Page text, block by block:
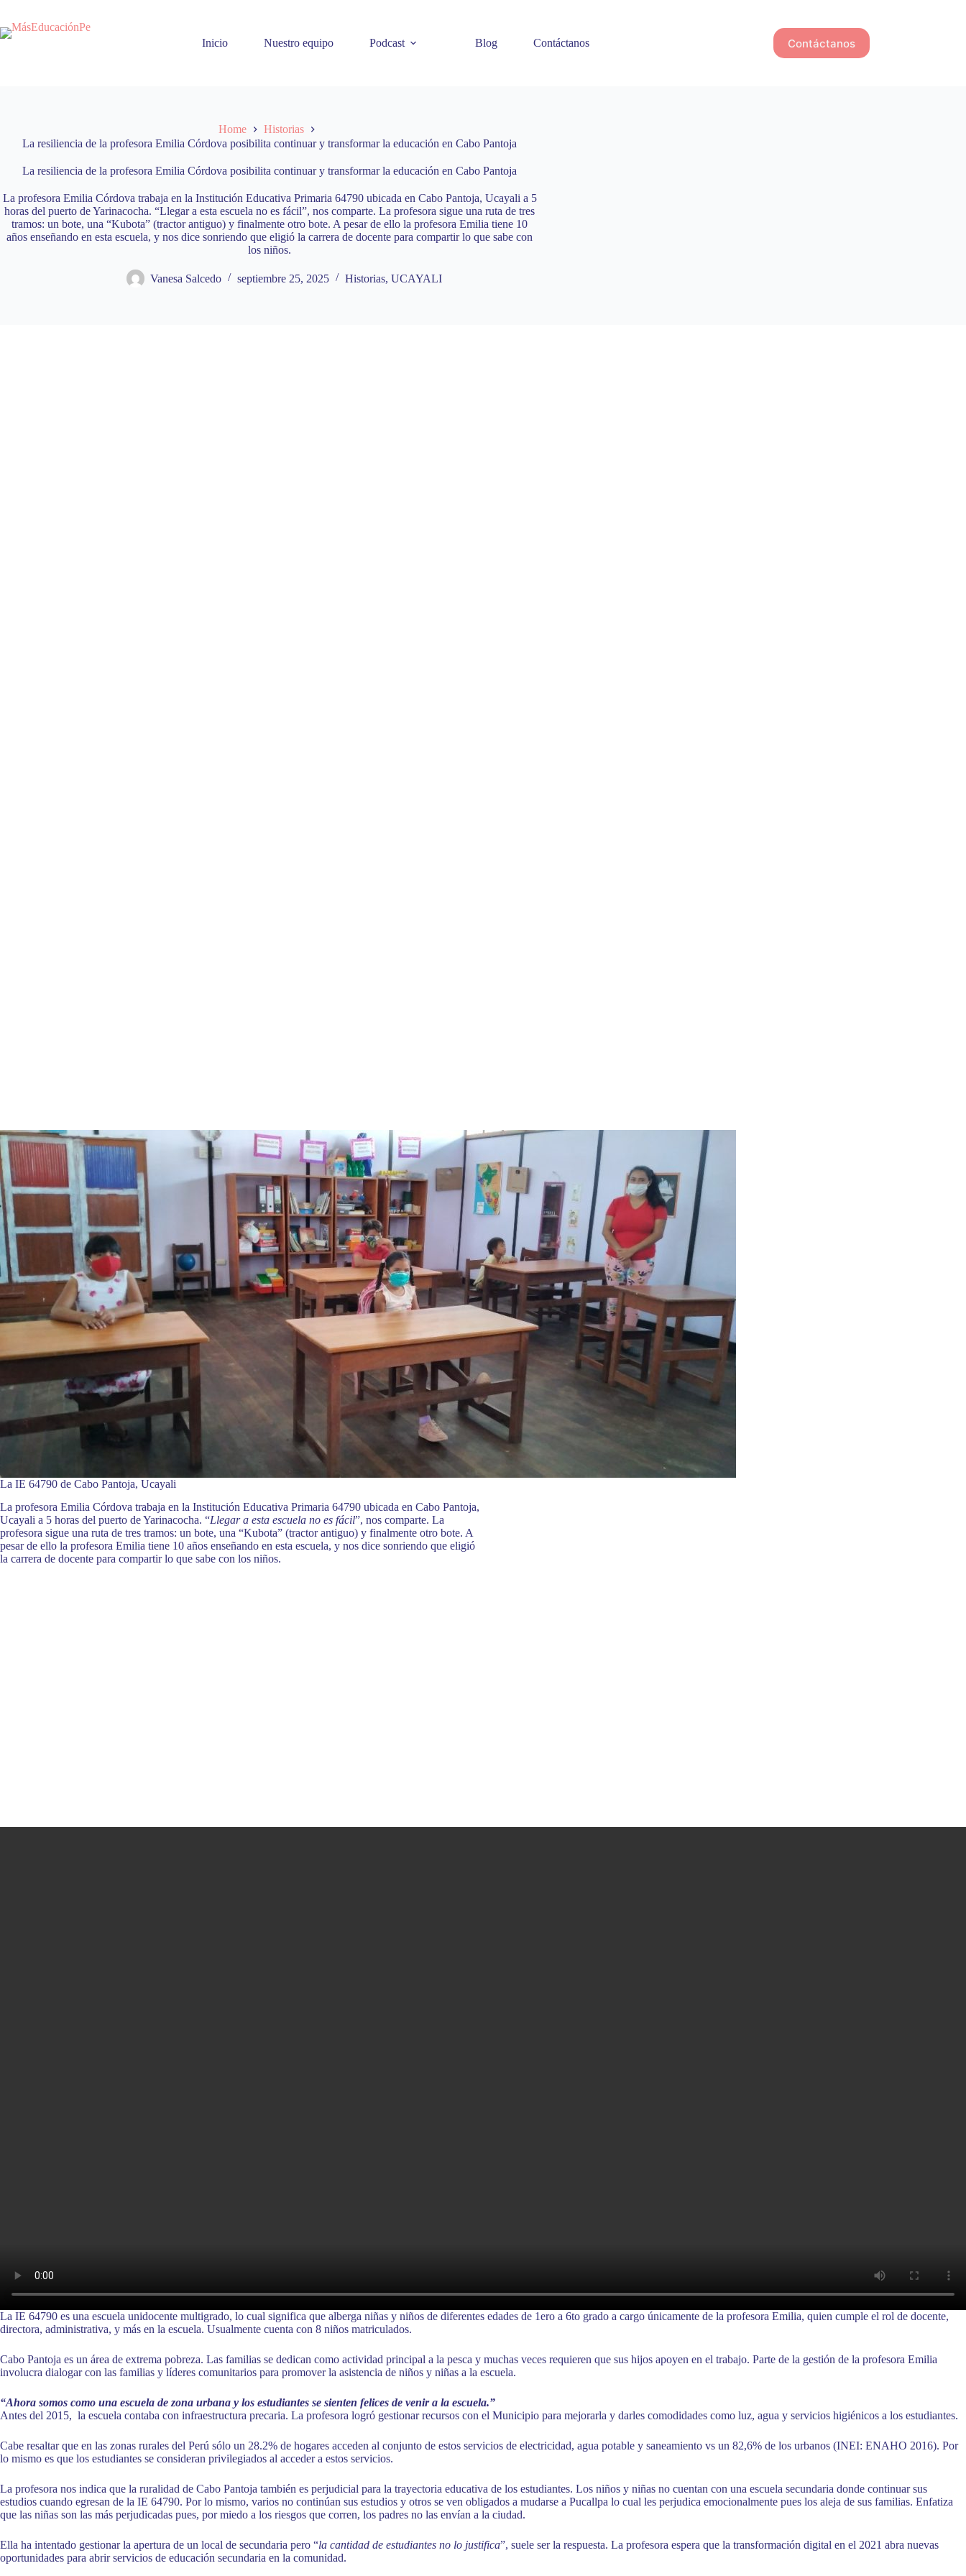
content
Inicio
Nuestro equipo Podcast Blog Contáctanos Contáctanos
Home
Historias
La resiliencia de la profesora Emilia Córdova posibilita continuar y transformar la educación en Cabo Pantoja
La resiliencia de la profesora Emilia Córdova posibilita continuar y transformar la educación en Cabo Pantoja
La profesora Emilia Córdova trabaja en la Institución Educativa Primaria 64790 ubicada en Cabo Pantoja, Ucayali a 5
horas del puerto de Yarinacocha. “Llegar a esta escuela no es fácil”, nos comparte. La profesora sigue una ruta de tres
tramos: un bote, una “Kubota” (tractor antiguo) y finalmente otro bote. A pesar de ello la profesora Emilia tiene 10
años enseñando en esta escuela, y nos dice sonriendo que eligió la carrera de docente para compartir lo que sabe con
los niños.
Vanesa Salcedo septiembre 25, 2025 Historias, UCAYALI
La IE 64790 de Cabo Pantoja, Ucayali
La profesora Emilia Córdova trabaja en la Institución Educativa Primaria 64790 ubicada en Cabo Pantoja,
Ucayali a 5 horas del puerto de Yarinacocha. “Llegar a esta escuela no es fácil”, nos comparte. La
profesora sigue una ruta de tres tramos: un bote, una “Kubota” (tractor antiguo) y finalmente otro bote. A
pesar de ello la profesora Emilia tiene 10 años enseñando en esta escuela, y nos dice sonriendo que eligió
la carrera de docente para compartir lo que sabe con los niños.
La IE 64790 es una escuela unidocente multigrado, lo cual significa que alberga niñas y niños de diferentes edades de 1ero a 6to grado a cargo únicamente de la profesora Emilia, quien cumple el rol de docente,
directora, administrativa, y más en la escuela. Usualmente cuenta con 8 niños matriculados.
Cabo Pantoja es un área de extrema pobreza. Las familias se dedican como actividad principal a la pesca y muchas veces requieren que sus hijos apoyen en el trabajo. Parte de la gestión de la profesora Emilia
involucra dialogar con las familias y líderes comunitarios para promover la asistencia de niños y niñas a la escuela.
“Ahora somos como una escuela de zona urbana y los estudiantes se sienten felices de venir a la escuela.”
Antes del 2015, la escuela contaba con infraestructura precaria. La profesora logró gestionar recursos con el Municipio para mejorarla y darles comodidades como luz, agua y servicios higiénicos a los estudiantes.
Cabe resaltar que en las zonas rurales del Perú sólo un 28.2% de hogares acceden al conjunto de estos servicios de electricidad, agua potable y saneamiento vs un 82,6% de los urbanos (INEI: ENAHO 2016). Por
lo mismo es que los estudiantes se consideran privilegiados al acceder a estos servicios.
La profesora nos indica que la ruralidad de Cabo Pantoja también es perjudicial para la trayectoria educativa de los estudiantes. Los niños y niñas no cuentan con una escuela secundaria donde continuar sus
estudios cuando egresan de la IE 64790. Por lo mismo, varios no continúan sus estudios y otros se ven obligados a mudarse a Pucallpa lo cual les perjudica emocionalmente pues los aleja de sus familias. Enfatiza
que las niñas son las más perjudicadas pues, por miedo a los riesgos que corren, los padres no las envían a la ciudad.
Ella ha intentado gestionar la apertura de un local de secundaria pero “la cantidad de estudiantes no lo justifica”, suele ser la respuesta. La profesora espera que la transformación digital en el 2021 abra nuevas
oportunidades para abrir servicios de educación secundaria en la comunidad.